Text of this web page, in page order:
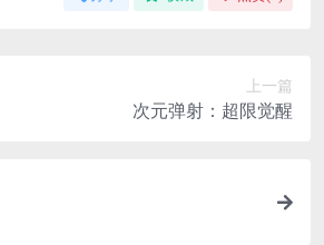
上一篇
次元弹射：超限觉醒